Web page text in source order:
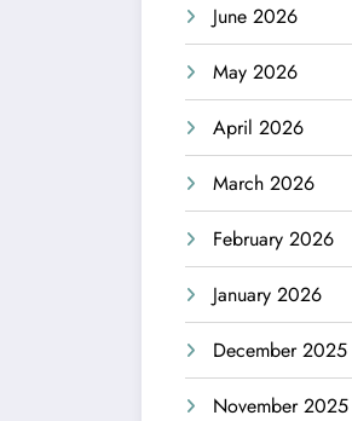
June 2026
May 2026
April 2026
March 2026
February 2026
January 2026
December 2025
November 2025